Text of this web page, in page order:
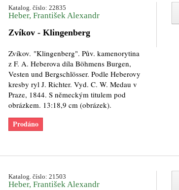
Katalog. číslo: 22835
Heber, František Alexandr
Zvíkov - Klingenberg
Zvíkov. "Klingenberg". Pův. kamenorytina
z F. A. Heberova díla Böhmens Burgen,
Vesten und Bergschlösser. Podle Heberovy
kresby ryl J. Richter. Vyd. C. W. Medau v
Praze, 1844. S německým titulem pod
obrázkem. 13:18,9 cm (obrázek).
Prodáno
Katalog. číslo: 21503
Heber, František Alexandr